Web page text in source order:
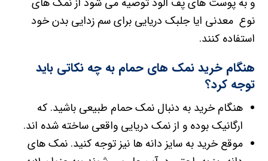
نوع معدنی ایا جلبک دریایی برای سم زدایی بدن خود
استفاده کنند.
هنگام خرید نمک های حمام به چه نکاتی باید
توجه کرد؟
هنگام خرید به دنبال نمک حمام طبیعی باشید. که
ارگانیک بوده و از نمک دریایی واقعی ساخته شده اند.
موقع خرید به سایز دانه ها نیز توجه کنید. نمک های